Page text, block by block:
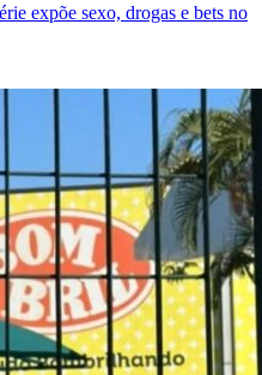
expõe sexo, drogas e bets no